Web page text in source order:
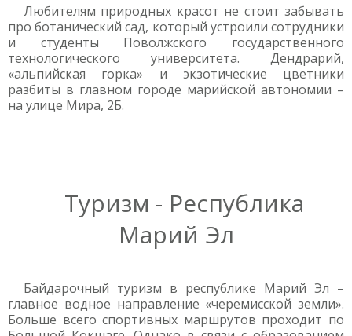
Любителям природных красот не стоит забывать
про ботанический сад, который устроили сотрудники
и студенты Поволжского государственного
технологического университета. Дендрарий,
«альпийская горка» и экзотические цветники
разбиты в главном городе марийской автономии –
на улице Мира, 2Б.
Туризм - Республика
Марий Эл
Байдарочный туризм в республике Марий Эл –
главное водное направление «черемисской земли».
Больше всего спортивных маршрутов проходит по